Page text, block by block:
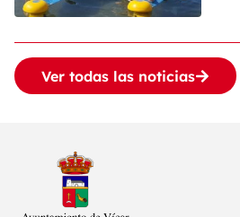
Ver todas las noticias